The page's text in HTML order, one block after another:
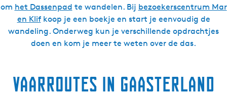
om het Dassenpad te wandelen. Bij bezoekerscentrum Mar
en Klifkoop je een boekje en start je eenvoudig de
wandeling. Onderweg kun je verschillende opdrachtjes
doen en kom je meer te weten over de das.
Vaarroutes in Gaasterland